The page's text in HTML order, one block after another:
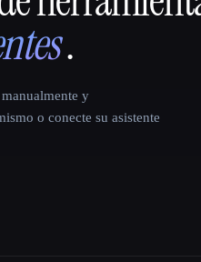
.
y
o conecte su asistente